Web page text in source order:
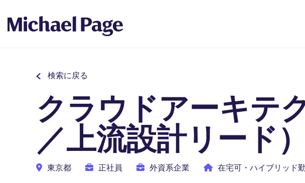
検索に戻る
クラウドアーキテ
／上流設計リード）
東京都 正社員 外資系企業 在宅可・ハイブリッド